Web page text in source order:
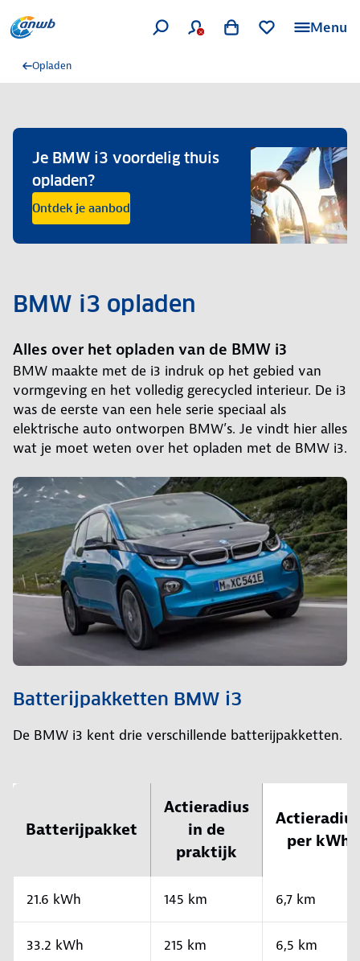
Menu
Opladen
Je BMW i3 voordelig thuis
opladen?
Ontdek je aanbod
BMW i3 opladen
Alles over het opladen van de BMW i3
BMW maakte met de i3 indruk op het gebied van
vormgeving en het volledig gerecycled interieur. De i3
was de eerste van een hele serie speciaal als
elektrische auto ontworpen BMW’s. Je vindt hier alles
wat je moet weten over het opladen met de BMW i3.
Batterijpakketten BMW i3
De BMW i3 kent drie verschillende batterijpakketten.
Batterijpakket
Actieradius
in de
praktijk
Actieradius
per kWh
21.6 kWh 145 km 6,7 km
33.2 kWh 215 km 6,5 km